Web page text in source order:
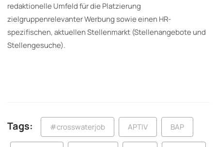
redaktionelle Umfeld für die Platzierung
zielgruppenrelevanter Werbung sowie einen HR-
spezifischen, aktuellen Stellenmarkt (Stellenangebote und
Stellengesuche).
Tags: #crosswaterjob APTIV BAP